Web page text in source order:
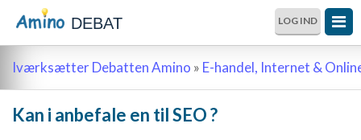
DEBAT LOG IND
Iværksætter Debatten Amino » E-handel, Internet &
Kan i anbefale en til SEO ?